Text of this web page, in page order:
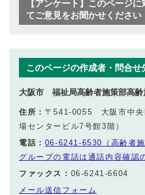
【アンケート】このページに
てご意見をお聞かせください
このページの作成者・問合せ
大阪市 福祉局高齢者施策部高齢
住所： 〒541-0055 大阪市中央
場センタービル7号館3階）
電話： 06-6241-6530（高齢者
グループの電話は通話内容確認
ファックス： 06-6241-6604
メール送信フォーム